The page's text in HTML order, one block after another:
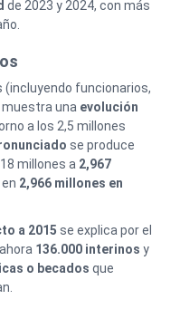
de 2023 y 2024, con más
(incluyendo funcionarios,
una evolución
a los 2,5 millones
se produce
millones a 2,967
2,966 millones en
a 2015 se explica por el
136.000 interinos y
o becados que